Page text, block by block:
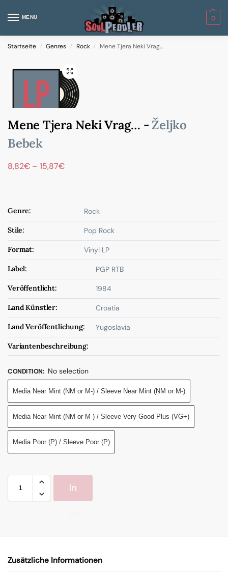
MENU 0
Startseite / Genres / Rock / Mene Tjera Neki Vrag…
Mene Tjera Neki Vrag… - Željko
Bebek
8,82€ – 15,87€
Genre: Rock
Stile: Pop Rock
Format: Vinyl LP
Label: PGP RTB
Veröffentlicht: 1984
Land Künstler: Croatia
Land Veröffentlichung: Yugoslavia
Variantenbeschreibung:
CONDITION: No selection
Media Near Mint (NM or M-) / Sleeve Near Mint (NM or M-)
Media Near Mint (NM or M-) / Sleeve Very Good Plus (VG+)
Media Poor (P) / Sleeve Poor (P)
In
W
Zusätzliche Informationen